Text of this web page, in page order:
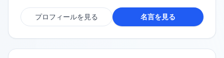
プロフィールを見る 名言を見る